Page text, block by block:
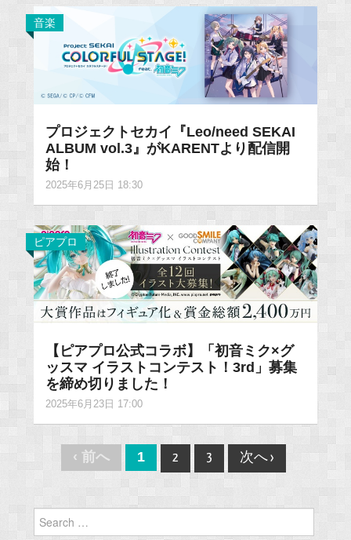
音楽
プロジェクトセカイ『Leo/need SEKAI
ALBUM vol.3』がKARENTより配信開
始！
2025年6月25日 18:30
ピアプロ
【ピアプロ公式コラボ】「初音ミク×グ
ッスマ イラストコンテスト！3rd」募集
を締め切りました！
2025年6月23日 17:00
Post
navigation
‹ 前へ 1 2 3 次へ ›
for: